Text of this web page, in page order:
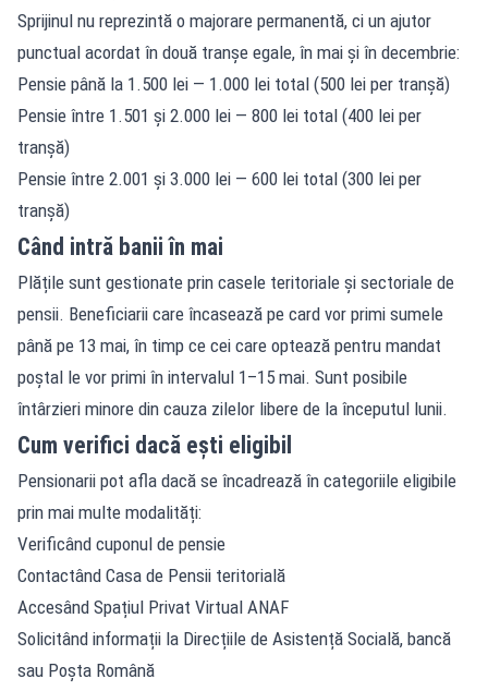
Sprijinul nu reprezintă o majorare permanentă, ci un ajutor
punctual acordat în două tranșe egale, în mai și în decembrie:
Pensie până la 1.500 lei — 1.000 lei total (500 lei per tranșă)
Pensie între 1.501 și 2.000 lei — 800 lei total (400 lei per
tranșă)
Pensie între 2.001 și 3.000 lei — 600 lei total (300 lei per
tranșă)
Când intră banii în mai
Plățile sunt gestionate prin casele teritoriale și sectoriale de
pensii. Beneficiarii care încasează pe card vor primi sumele
până pe 13 mai, în timp ce cei care optează pentru mandat
poștal le vor primi în intervalul 1–15 mai. Sunt posibile
întârzieri minore din cauza zilelor libere de la începutul lunii.
Cum verifici dacă ești eligibil
Pensionarii pot afla dacă se încadrează în categoriile eligibile
prin mai multe modalități:
Verificând cuponul de pensie
Contactând Casa de Pensii teritorială
Accesând Spațiul Privat Virtual ANAF
Solicitând informații la Direcțiile de Asistență Socială, bancă
sau Poșta Română